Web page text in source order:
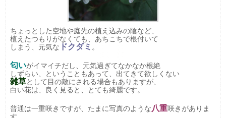
ちょっとした空地や庭先の植え込みの陰など、
植えたつもりがなくても、あちこちで根付いて
しまう、元気な ドクダミ 。
匂いがイマイチだし、元気過ぎてなかなか根絶
しずらい、ということもあって、出てきて欲しくない
雑草として目の敵にされる場合もありますが、
白い花は、良く見ると、とても綺麗です。
普通は一重咲きですが、たまに写真のような八重咲きがありま